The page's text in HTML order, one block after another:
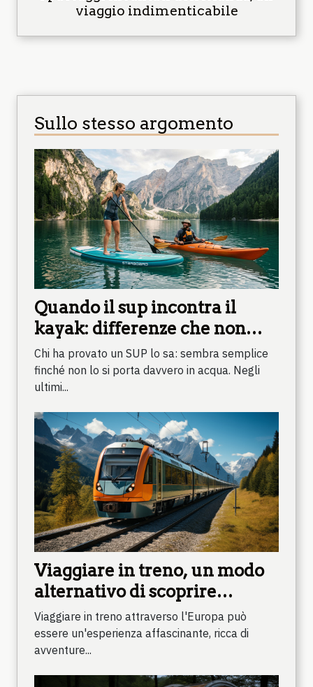
viaggio indimenticabile
Sullo stesso argomento
Quando il sup incontra il
kayak: differenze che non
immagini
Chi ha provato un SUP lo sa: sembra semplice
finché non lo si porta davvero in acqua. Negli
ultimi...
Viaggiare in treno, un modo
alternativo di scoprire
l'Europa
Viaggiare in treno attraverso l'Europa può
essere un'esperienza affascinante, ricca di
avventure...